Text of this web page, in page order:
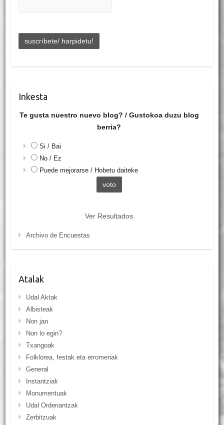
Inkesta
Te gusta nuestro nuevo blog? / Gustokoa duzu blog
berria?
Si / Bai
No / Ez
Puede mejorarse / Hobetu daiteke
Ver Resultados
Archivo de Encuestas
Atalak
Udal Aktak
Albisteak
Non jan
Non lo egin?
Txangoak
Folklorea, festak eta erromeriak
General
Instantziak
Monumentuak
Udal Ordenantzak
Zerbitzuak